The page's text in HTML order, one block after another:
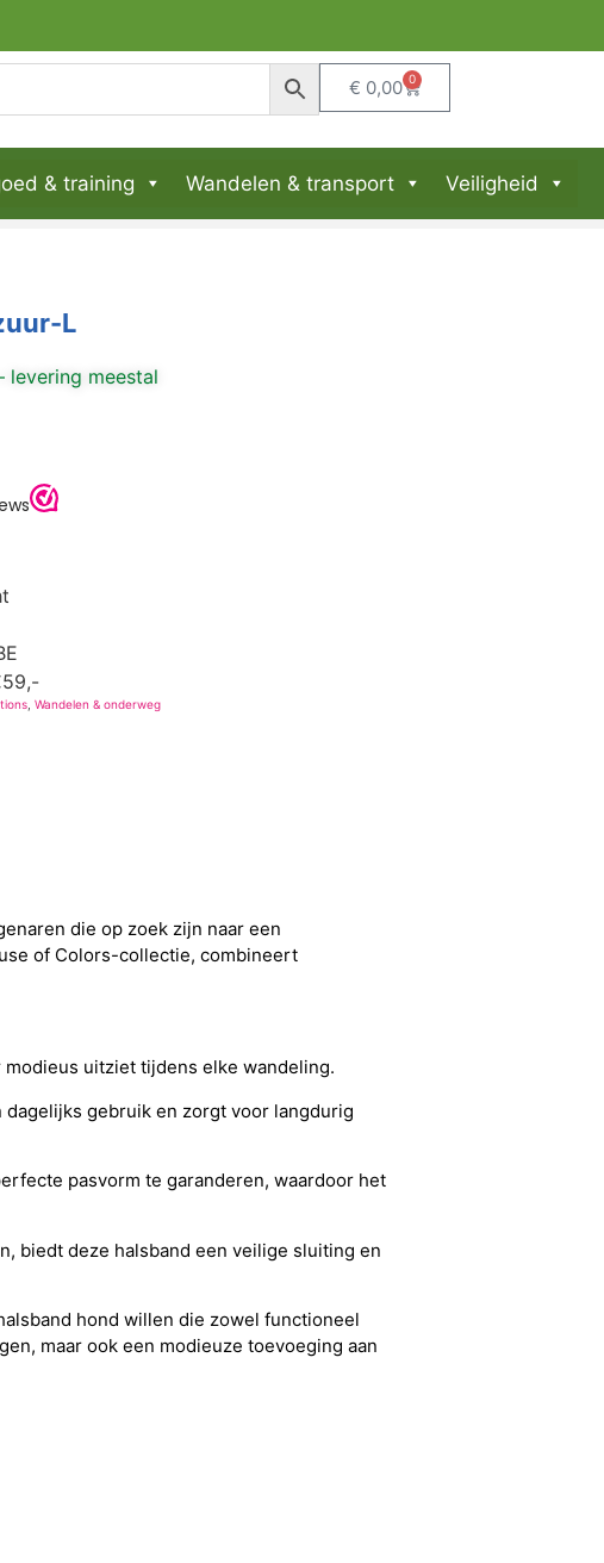
NL & BE
€ 0,00 0
& training Wandelen & transport Veiligheid
L
levering meestal
,Wandelen & onderweg
die op zoek zijn naar een
of Colors-collectie, combineert
uitziet tijdens elke wandeling.
dagelijks gebruik en zorgt voor langdurig
pasvorm te garanderen, waardoor het
biedt deze halsband een veilige sluiting en
hond willen die zowel functioneel
maar ook een modieuze toevoeging aan